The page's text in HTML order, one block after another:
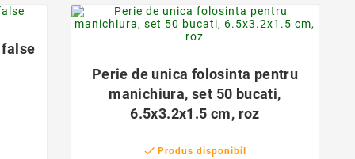
favorite_border
Perie de unica folosinta pentru
manichiura, set 50 bucati,
6.5x3.2x1.5 cm, roz
 Produs disponibil